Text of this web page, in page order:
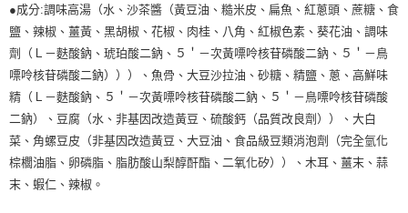
●成分:調味高湯（水、沙茶醬（黃豆油、糙米皮、扁魚、紅蔥頭、蔗糖、食
鹽、辣椒、薑黃、黑胡椒、花椒、肉桂、八角、紅椒色素、葵花油、調味
劑（Ｌ－麩酸鈉、琥珀酸二鈉、５＇－次黃嘌呤核苷磷酸二鈉、５＇－鳥
嘌呤核苷磷酸二鈉）））、魚骨、大豆沙拉油、砂糖、精鹽、蔥、高鮮味
精（Ｌ－麩酸鈉、５＇－次黃嘌呤核苷磷酸二鈉、５＇－鳥嘌呤核苷磷酸
二鈉）、豆腐（水、非基因改造黃豆、硫酸鈣（品質改良劑））、大白
菜、角螺豆皮（非基因改造黃豆、大豆油、食品級豆類消泡劑（完全氫化
棕櫚油脂、卵磷脂、脂肪酸山梨醇酐酯、二氧化矽））、木耳、薑末、蒜
末、蝦仁、辣椒。